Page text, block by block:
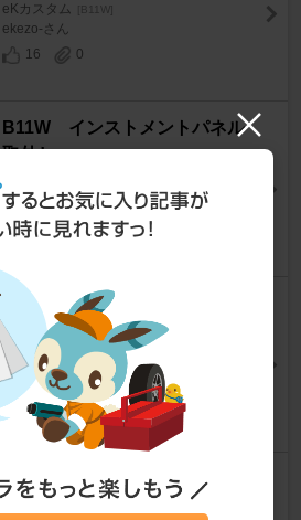
eKカスタム [B11W]
ekezo-さん
16
0
B11W インストメントパネル
取外し
eKカスタム
やる気になればさん
16
エアインテーク交換（ターボ用
からNA用に）
eKカスタム [B11W]
アイ彩さん
32
エアコン リレー交換